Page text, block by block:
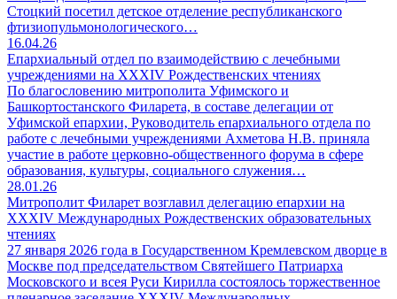
Стоцкий посетил детское отделение республиканского
фтизиопульмонологического…
16.04.26
Епархиальный отдел по взаимодействию с лечебными
учреждениями на ХХХIV Рождественских чтениях
По благословению митрополита Уфимского и
Башкортостанского Филарета, в составе делегации от
Уфимской епархии, Руководитель епархиального отдела по
работе с лечебными учреждениями Ахметова Н.В. приняла
участие в работе церковно-общественного форума в сфере
образования, культуры, социального служения…
28.01.26
Митрополит Филарет возглавил делегацию епархии на
XXXIV Международных Рождественских образовательных
чтениях
27 января 2026 года в Государственном Кремлевском дворце в
Москве под председательством Святейшего Патриарха
Московского и всея Руси Кирилла состоялось торжественное